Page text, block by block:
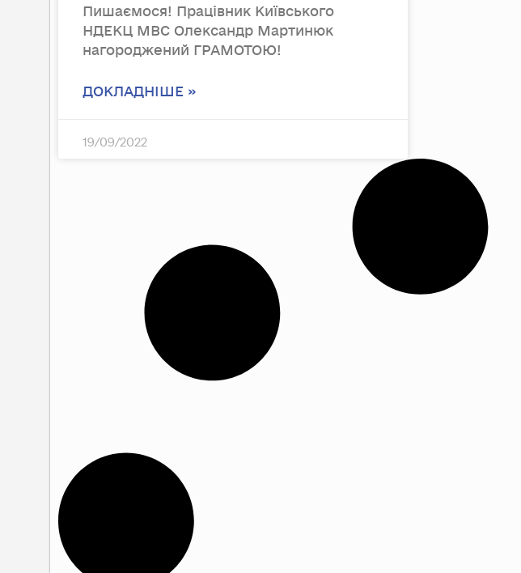
Пишаємося! Працівник Київського
НДЕКЦ МВС Олександр Мартинюк
нагороджений ГРАМОТОЮ!
ДОКЛАДНІШЕ »
19/09/2022